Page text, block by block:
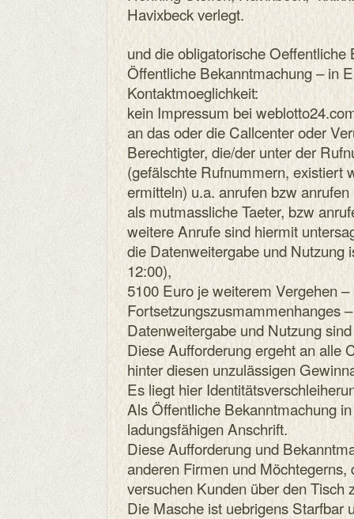
Havixbeck verlegt.
und die obligatorische Oeffentliche
Öffentliche Bekanntmachung – in
Kontaktmoeglichkeit:
kein Impressum bei
an das oder die Callcenter oder
Berechtigter, die/der unter der
(gefälschte Rufnummern, existiert
ermitteln) u.a. anrufen bzw anrufen
als mutmassliche Taeter, bzw
weitere Anrufe sind hiermit
die Datenweitergabe und Nutzung
12:00),
5100 Euro je weiterem Vergehen
Fortsetzungszusmammenhanges
Datenweitergabe und Nutzung
Diese Aufforderung ergeht an alle
hinter diesen unzulässigen
Es liegt hier
Als Öffentliche Bekanntmachung
ladungsfähigen Anschrift.
Diese Aufforderung und
anderen Firmen und
versuchen Kunden über den Tisch
Die Masche ist uebrigens Starfbar